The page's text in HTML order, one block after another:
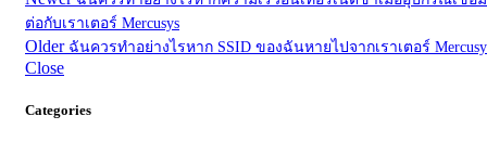
ต่อกับเราเตอร์ Mercusys
Older ฉันควรทำอย่างไรหาก SSID ของฉันหายไปจากเราเตอร์
Close
Categories